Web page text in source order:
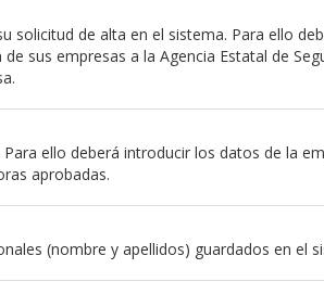
solicitud de alta en el sistema. Para ello
sus empresas a la Agencia Estatal de
ello deberá introducir los datos de la
aprobadas.
(nombre y apellidos) guardados en el